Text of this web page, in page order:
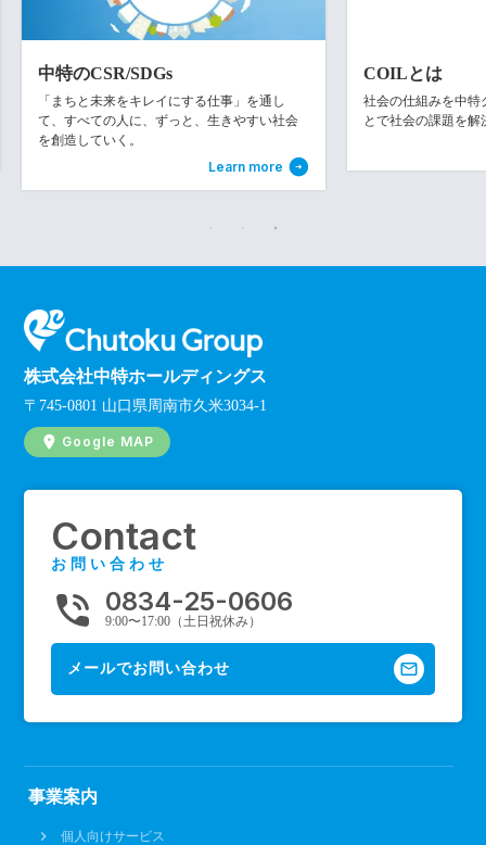
中特のCSR/SDGs
「まちと未来をキレイにする仕事」を通し
て、すべての人に、ずっと、生きやすい社会
を創造していく。
Learn more
COILとは
社会の仕組みを中特
とで社会の課題を解
株式会社中特ホールディングス
〒745-0801 山口県周南市久米3034-1
Google MAP
Contact
お問い合わせ
phone_in_talk 0834-25-0606
9:00〜17:00（土日祝休み）
メールでお問い合わせ mail_outline
事業案内
個人向けサービス